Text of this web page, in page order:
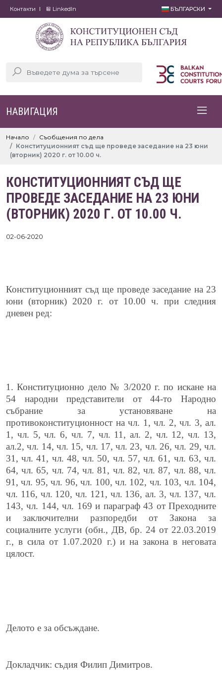
Контакти LinkedIn БЪЛГАРСКИ
НАВИГАЦИЯ
Начало
Съобщения по дела
Конституционният съд ще проведе заседание на 23 юни
(вторник) 2020 г. от 10.00 ч.
КОНСТИТУЦИОННИЯТ СЪД ЩЕ
ПРОВЕДЕ ЗАСЕДАНИЕ НА 23 ЮНИ
(ВТОРНИК) 2020 Г. ОТ 10.00 Ч.
02-06-2020
Конституционният съд ще проведе заседание на 23
юни (вторник) 2020 г. от 10.00 ч. при следния
дневен ред:
1. Конституционно дело № 3/2020 г. по искане на
54 народни представители от 44-то Народно
събрание за установяване на
противоконституционност на чл. 1, чл. 2, чл. 3, ал.
1, чл. 5, чл. 6, чл. 7, чл. 11, ал. 2, чл. 12, чл. 13,
ал.2, чл. 14, чл. 15, чл. 17, чл. 23, чл. 26, чл. 29, чл.
31, чл. 41, чл. 48, чл. 50, чл. 57, чл. 61, чл. 63, чл.
64, чл. 65, чл. 74, чл. 81, чл. 82, чл. 87, чл. 88, чл.
91, чл. 95, чл. 96, чл. 100, чл. 102, чл. 103, чл. 104,
чл. 116, чл. 120, чл. 121, чл. 136, ал. 3, чл. 137, чл.
143, чл. 144, чл. 169 и параграф 43 от Преходните
и заключителни разпоредби от Закона за
социалните услуги (обн., ДВ, бр. 24 от 22.03.2019
г., в сила от 1.07.2020 г.) и на закона в неговата
цялост.
Делото е за обсъждане.
Докладчик: съдия Филип Димитров.